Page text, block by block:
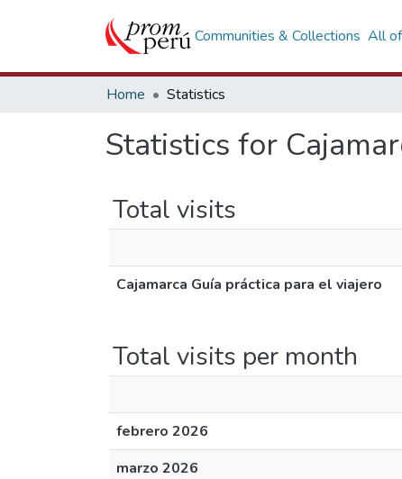
Communities & Collections All
Home Statistics
Statistics for
Total visits
Cajamarca Guía práctica para el viajero
Total visits per month
febrero 2026
marzo 2026